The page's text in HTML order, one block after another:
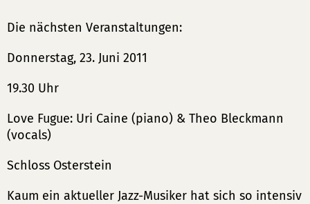
Die nächsten Veranstaltungen:
Donnerstag, 23. Juni 2011
19.30 Uhr
Love Fugue: Uri Caine (piano) & Theo Bleckmann
(vocals)
Schloss Osterstein
Kaum ein aktueller Jazz-Musiker hat sich so intensiv